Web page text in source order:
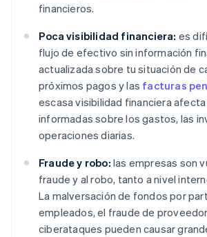
financieros.
Poca visibilidad financiera: es
flujo de efectivo sin información
actualizada sobre tu situación de
próximos pagos y las facturas
escasa visibilidad financiera
informadas sobre los gastos, las
operaciones diarias.
Fraude y robo: las empresas son
fraude y al robo, tanto a nivel
La malversación de fondos por
empleados, el fraude de
ciberataques pueden causar